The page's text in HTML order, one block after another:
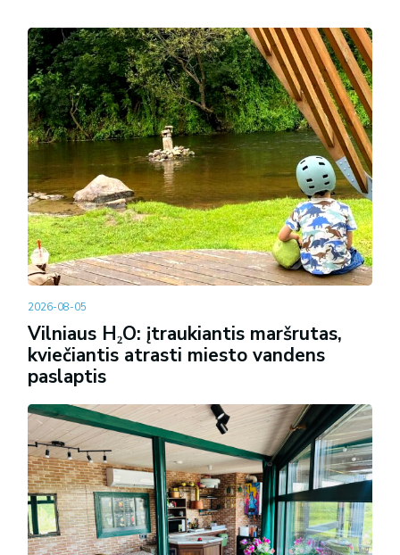
2026-08-05
Vilniaus H₂O: įtraukiantis maršrutas,
kviečiantis atrasti miesto vandens
paslaptis